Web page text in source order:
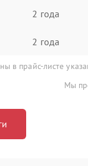
2 года
2 года
в прайс-листе
Мы